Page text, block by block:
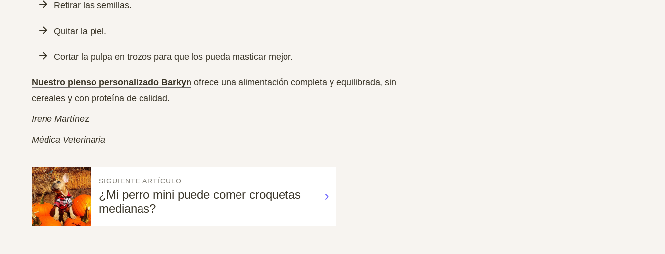
Retirar las semillas.
Quitar la piel.
Cortar la pulpa en trozos para que los pueda masticar mejor.
Nuestro pienso personalizado Barkyn ofrece una alimentación completa y equilibrada, sin
cereales y con proteína de calidad.
Irene Martínez
Médica Veterinaria
SIGUIENTE ARTÍCULO
¿Mi perro mini puede comer croquetas
medianas?